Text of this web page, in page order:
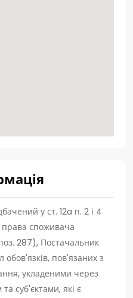
у ст. 12a п. 2 і 4
права споживача
287), Постачальник
обов'язків, пов'язаних з
укладеними через
суб'єктами, які є